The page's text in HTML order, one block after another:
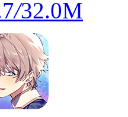
/32.0M